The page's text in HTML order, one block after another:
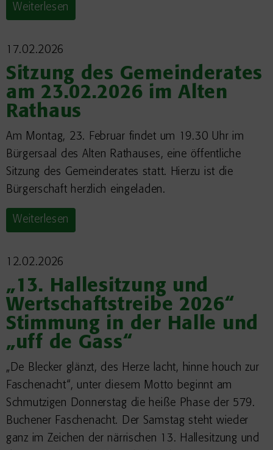
Weiterlesen
17.02.2026
Sitzung des Gemeinderates
am 23.02.2026 im Alten
Rathaus
Am Montag, 23. Februar findet um 19.30 Uhr im
Bürgersaal des Alten Rathauses, eine öffentliche
Sitzung des Gemeinderates statt. Hierzu ist die
Bürgerschaft herzlich eingeladen.
Weiterlesen
12.02.2026
„13. Hallesitzung und
Wertschaftstreibe 2026“
Stimmung in der Halle und
„uff de Gass“
„De Blecker glänzt, des Herze lacht, hinne houch zur
Faschenacht“, unter diesem Motto beginnt am
Schmutzigen Donnerstag die heiße Phase der 579.
Buchener Faschenacht. Der Samstag steht wieder
ganz im Zeichen der närrischen 13. Hallesitzung und